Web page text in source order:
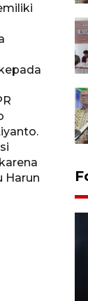
Harun